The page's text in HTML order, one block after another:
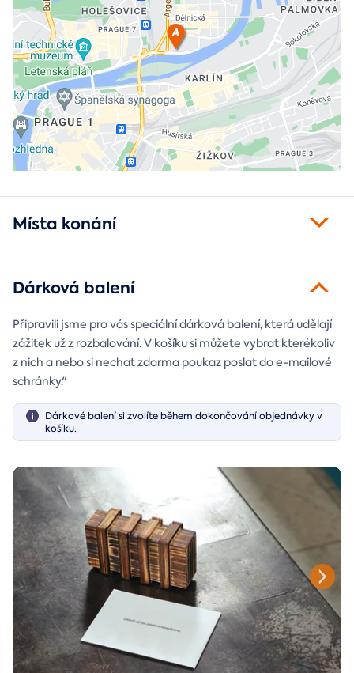
Místa konání
Dárková balení
Připravili jsme pro vás speciální dárková balení, která udělají
zážitek už z rozbalování. V košíku si můžete vybrat kterékoliv
z nich a nebo si nechat zdarma poukaz poslat do e-mailové
schránky."
Dárkové balení si zvolíte během dokončování objednávky v
košíku.